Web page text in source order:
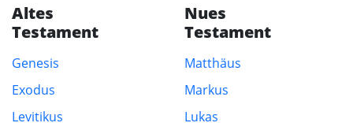
Altes
Testament
Genesis
Exodus
Levitikus
Nues
Testament
Matthäus
Markus
Lukas